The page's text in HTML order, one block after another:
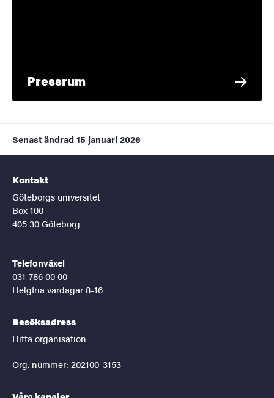
Pressrum
Senast ändrad 15 januari 2026
Kontakt
Göteborgs universitet
Box 100
405 30 Göteborg
Telefonväxel
031-786 00 00
Helgfria vardagar 8-16
Besöksadress
Hitta organisation
Org. nummer: 202100-3153